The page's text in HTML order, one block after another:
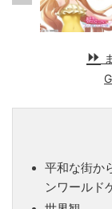
平和な街か
ンワールド